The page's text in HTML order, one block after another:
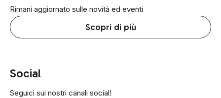
Rimani aggiornato sulle novità ed eventi
Scopri di più
Social
Seguici sui nostri canali social!